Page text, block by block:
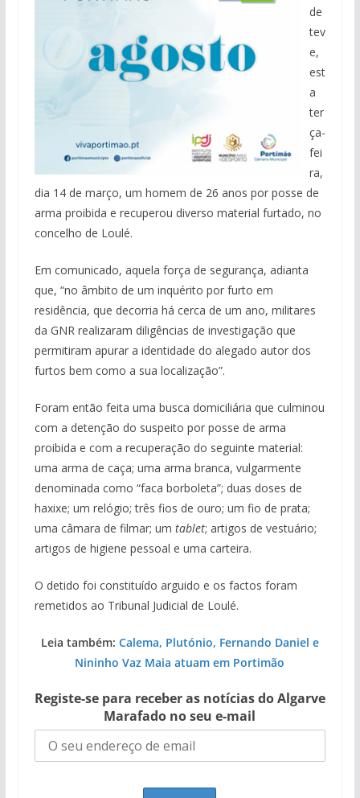
de
tev
e,
est
a
ter
ça-
fei
ra,
dia 14 de março, um homem de 26 anos por posse de
arma proibida e recuperou diverso material furtado, no
concelho de Loulé.
Em comunicado, aquela força de segurança, adianta
que, “no âmbito de um inquérito por furto em
residência, que decorria há cerca de um ano, militares
da GNR realizaram diligências de investigação que
permitiram apurar a identidade do alegado autor dos
furtos bem como a sua localização”.
Foram então feita uma busca domiciliária que culminou
com a detenção do suspeito por posse de arma
proibida e com a recuperação do seguinte material:
uma arma de caça; uma arma branca, vulgarmente
denominada como “faca borboleta”; duas doses de
haxixe; um relógio; três fios de ouro; um fio de prata;
uma câmara de filmar; um tablet; artigos de vestuário;
artigos de higiene pessoal e uma carteira.
O detido foi constituído arguido e os factos foram
remetidos ao Tribunal Judicial de Loulé.
Leia também: Calema, Plutónio, Fernando Daniel e
Nininho Vaz Maia atuam em Portimão
Registe-se para receber as notícias do Algarve
Marafado no seu e-mail